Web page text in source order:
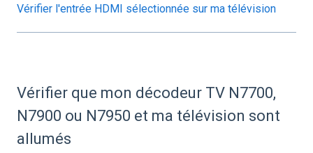
Vérifier l'entrée HDMI sélectionnée sur ma télévision
Vérifier que mon décodeur TV N7700,
N7900 ou N7950 et ma télévision sont
allumés